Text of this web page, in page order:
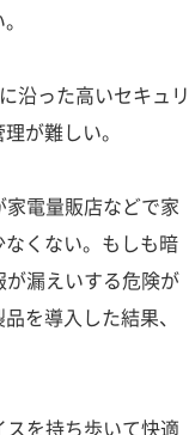
沿った高いセキュリ
が難しい。
電量販店などで家
くない。もしも暗
漏えいする危険が
を導入した結果、
を持ち歩いて快適